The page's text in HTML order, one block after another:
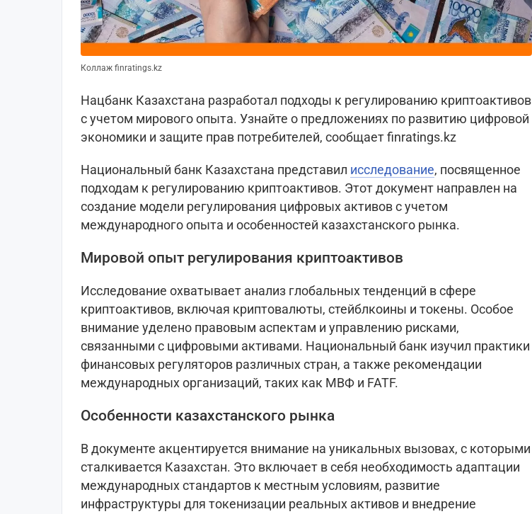
Коллаж finratings.kz
Нацбанк Казахстана разработал подходы к регулированию криптоактивов
с учетом мирового опыта. Узнайте о предложениях по развитию цифровой
экономики и защите прав потребителей, сообщает finratings.kz
Национальный банк Казахстана представил исследование, посвященное
подходам к регулированию криптоактивов. Этот документ направлен на
создание модели регулирования цифровых активов с учетом
международного опыта и особенностей казахстанского рынка.
Мировой опыт регулирования криптоактивов
Исследование охватывает анализ глобальных тенденций в сфере
криптоактивов, включая криптовалюты, стейблкоины и токены. Особое
внимание уделено правовым аспектам и управлению рисками,
связанными с цифровыми активами. Национальный банк изучил практики
финансовых регуляторов различных стран, а также рекомендации
международных организаций, таких как МВФ и FATF.
Особенности казахстанского рынка
В документе акцентируется внимание на уникальных вызовах, с которыми
сталкивается Казахстан. Это включает в себя необходимость адаптации
международных стандартов к местным условиям, развитие
инфраструктуры для токенизации реальных активов и внедрение